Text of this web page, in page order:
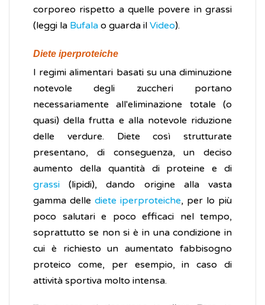
corporeo rispetto a quelle povere in grassi
(leggi la Bufala o guarda il Video).
Diete iperproteiche
I regimi alimentari basati su una diminuzione
notevole degli zuccheri portano
necessariamente all'eliminazione totale (o
quasi) della frutta e alla notevole riduzione
delle verdure. Diete così strutturate
presentano, di conseguenza, un deciso
aumento della quantità di proteine e di
grassi (lipidi), dando origine alla vasta
gamma delle diete iperproteiche, per lo più
poco salutari e poco efficaci nel tempo,
soprattutto se non si è in una condizione in
cui è richiesto un aumentato fabbisogno
proteico come, per esempio, in caso di
attività sportiva molto intensa.